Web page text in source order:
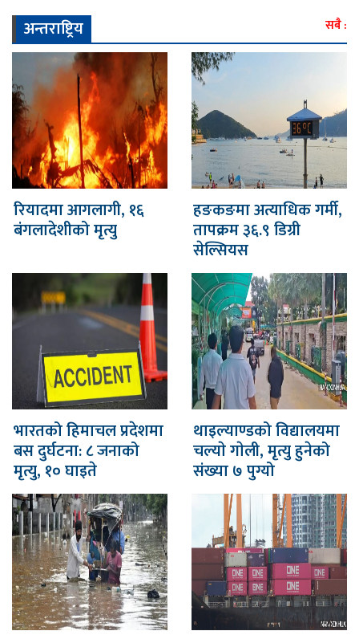
अन्तराष्ट्रिय सबै :
रियादमा आगलागी, १६
बंगलादेशीको मृत्यु
हङकङमा अत्याधिक गर्मी,
तापक्रम ३६.९ डिग्री
सेल्सियस
भारतको हिमाचल प्रदेशमा
बस दुर्घटना: ८ जनाको
मृत्यु, १० घाइते
थाइल्याण्डको विद्यालयमा
चल्याे गाेली, मृत्यु हुनेको
संख्या ७ पुग्यो